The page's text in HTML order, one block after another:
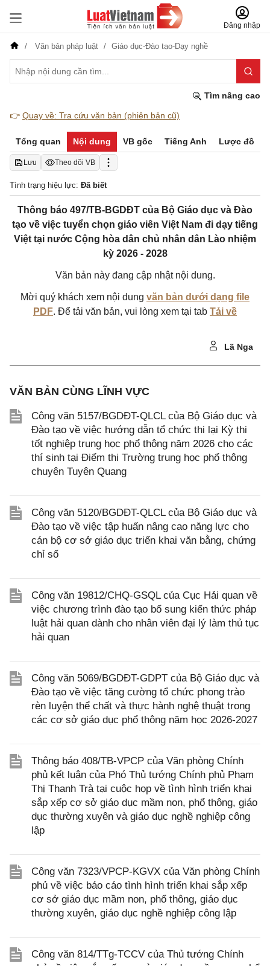
Đăng nhập
Văn bản pháp luật Giáo dục-Đào tạo-Dạy nghề
Tìm nâng cao
👉 Quay về: Tra cứu văn bản (phiên bản cũ)
Tổng quan Nội dung VB gốc Tiếng Anh Lược đồ
Lưu Theo dõi VB
Tình trạng hiệu lực: Đã biết
Thông báo 497/TB-BGDĐT của Bộ Giáo dục và Đào
tạo về việc tuyển chọn giáo viên Việt Nam đi dạy tiếng
Việt tại nước Cộng hòa dân chủ nhân dân Lào nhiệm
kỳ 2026 - 2028
Văn bản này đang cập nhật nội dung.
Mời quý khách xem nội dung văn bản dưới dạng file
PDF. Để tải văn bản, vui lòng xem tại tab Tải về
Lã Nga
VĂN BẢN CÙNG LĨNH VỰC
Công văn 5157/BGDĐT-QLCL của Bộ Giáo dục và
Đào tạo về việc hướng dẫn tổ chức thi lại Kỳ thi
tốt nghiệp trung học phổ thông năm 2026 cho các
thí sinh tại Điểm thi Trường trung học phổ thông
chuyên Tuyên Quang
Công văn 5120/BGDĐT-QLCL của Bộ Giáo dục và
Đào tạo về việc tập huấn nâng cao năng lực cho
cán bộ cơ sở giáo dục triển khai văn bằng, chứng
chỉ số
Công văn 19812/CHQ-GSQL của Cục Hải quan về
việc chương trình đào tạo bổ sung kiến thức pháp
luật hải quan dành cho nhân viên đại lý làm thủ tục
hải quan
Công văn 5069/BGDĐT-GDPT của Bộ Giáo dục và
Đào tạo về việc tăng cường tổ chức phong trào
rèn luyện thể chất và thực hành nghệ thuật trong
các cơ sở giáo dục phổ thông năm học 2026-2027
Thông báo 408/TB-VPCP của Văn phòng Chính
phủ kết luận của Phó Thủ tướng Chính phủ Phạm
Thị Thanh Trà tại cuộc họp về tình hình triển khai
sắp xếp cơ sở giáo dục mầm non, phổ thông, giáo
dục thường xuyên và giáo dục nghề nghiệp công
lập
Công văn 7323/VPCP-KGVX của Văn phòng Chính
phủ về việc báo cáo tình hình triển khai sắp xếp
cơ sở giáo dục mầm non, phổ thông, giáo dục
thường xuyên, giáo dục nghề nghiệp công lập
Công văn 814/TTg-TCCV của Thủ tướng Chính